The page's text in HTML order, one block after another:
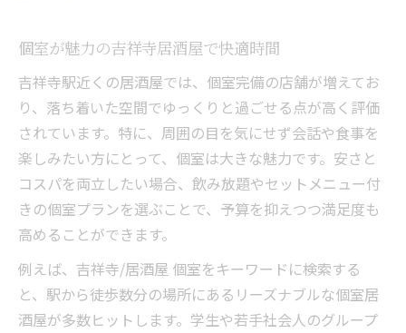
個室が魅力の吉祥寺居酒屋で快適時間
吉祥寺駅近くの居酒屋では、個室完備の店舗が増えてお
り、落ち着いた空間でゆっくりと過ごせる点が高く評価
されています。特に、周囲の目を気にせず会話や食事を
楽しみたい方にとって、個室は大きな魅力です。安さと
コスパを両立したい場合、飲み放題やセットメニュー付
きの個室プランを選ぶことで、予算を抑えつつ満足度も
高めることができます。
例えば、吉祥寺/居酒屋 個室をキーワードに検索する
と、駅から徒歩数分の場所にあるリーズナブルな個室居
酒屋が多数ヒットします。学生や若手社会人のグループ